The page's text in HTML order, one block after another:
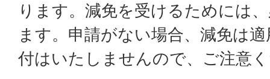
ります。減免を受けるためには
ます。申請がない場合、減免は
付はいたしませんので、ご注意